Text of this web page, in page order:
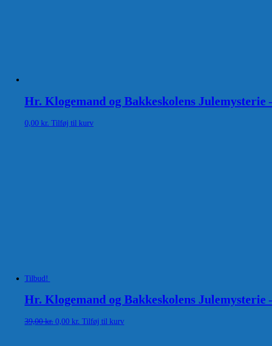
Hr. Klogemand og Bakkeskolens Julemysterie
0,00 kr. Tilføj til kurv
Tilbud!
Hr. Klogemand og Bakkeskolens Julemysterie
39,00kr. Den
0,00 kr. Den
Tilføj til kurv